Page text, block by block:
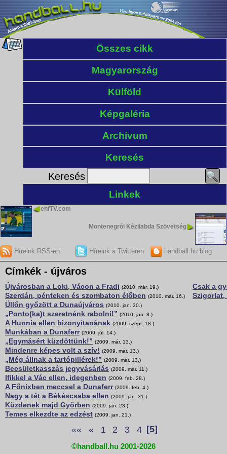
Összes cikk
Magyarország
Külföld
Képgaléria
Archívum
Keresés
Keresés
Linkek
ehfTV.com
Montenegrói Kézilabda Szövetség
Híreink RSS-en Híreink a Twitteren handball.hu blog
Címkék - újváros
Újvárosban a Loki, Vácon a Fradi (2010. már. 19.)
Szerdán, pénteken és szombaton élőben (2010. már. 16.)
Üllőn győzött a Dunaújváros (2010. jan. 30.)
„Ponto(ka)t szeretnénk rabolni!” (2010. jan. 8.)
A Hunnia ellen bizonyítanának (2009. szept. 18.)
Munkában a Dunaferr (2009. júl. 14.)
„Egymásért küzdöttünk!” (2009. már. 13.)
Mindenre képes volt a szív! (2009. már. 13.)
„Még állnak a tartópillérek!” (2009. már. 13.)
Becsületkasszás jegyvásárlás (2009. már. 11.)
Ifikkel a Vác ellen, idegenben (2009. feb. 28.)
A Főnixben meccsel a Dunaferr (2009. feb. 4.)
Nagy a tét a Békéscsaba ellen (2009. jan. 31.)
Küzdenek majd Győrben (2009. jan. 23.)
Temes elkezdte az edzést (2009. jan. 21.)
Csak a
«« « 1 2 3 4 [5]
©handball.hu 2001-2026